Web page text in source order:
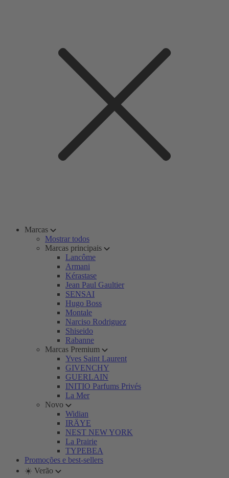
Marcas
Mostrar todos
Marcas principais
Lancôme
Armani
Kérastase
Jean Paul Gaultier
SENSAI
Hugo Boss
Montale
Narciso Rodriguez
Shiseido
Rabanne
Marcas Premium
Yves Saint Laurent
GIVENCHY
GUERLAIN
INITIO Parfums Privés
La Mer
Novo
Widian
IRÄYE
NEST NEW YORK
La Prairie
TYPEBEA
Promoções e best-sellers
☀️ Verão